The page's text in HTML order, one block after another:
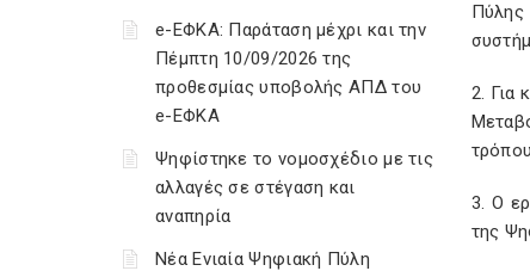
e-ΕΦΚΑ: Παράταση μέχρι και την
Πέμπτη 10/09/2026 της
προθεσμίας υποβολής ΑΠΔ του
e-ΕΦΚΑ
Ψηφίστηκε το νομοσχέδιο με τις
αλλαγές σε στέγαση και
αναπηρία
Νέα Ενιαία Ψηφιακή Πύλη
2. Για
3. Ο
της